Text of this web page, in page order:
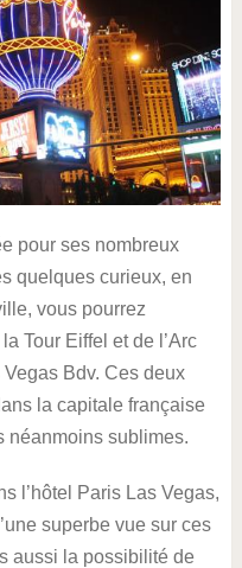
pour ses nombreux
quelques curieux, en
vous pourrez
Tour Eiffel et de l’Arc
Bdv. Ces deux
la capitale française
néanmoins sublimes.
l’hôtel Paris Las Vegas,
superbe vue sur ces
aussi la possibilité de